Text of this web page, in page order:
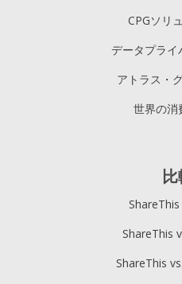
CPGソリ
データプライ
アトラス・
世界の消
ShareThis
ShareThis